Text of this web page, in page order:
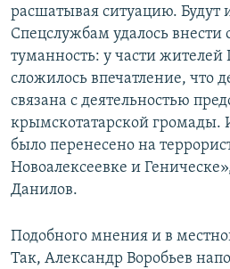
расшатывая ситуацию. Будут
Спецслужбам удалось внести
туманность: у части жителей
сложилось впечатление, что
связана с деятельностью
крымскотатарской громады.
было перенесено на
Новоалексеевке и
Данилов.
Подобного мнения и в
Так, Александр Воробьев